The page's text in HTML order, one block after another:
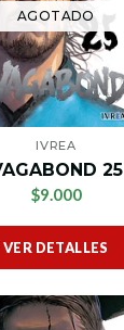
AGOTADO
IVREA
25
$9.000
VER DETALLES